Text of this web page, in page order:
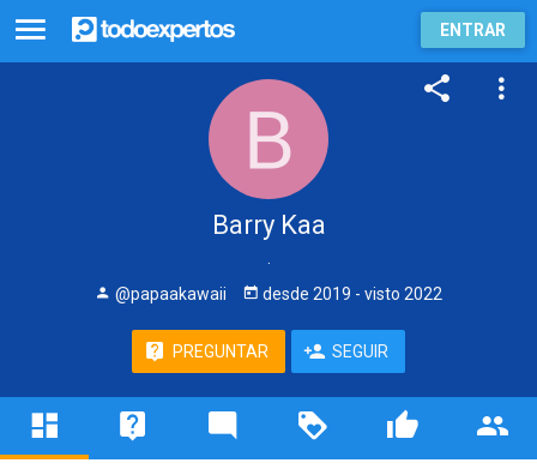
ENTRAR
Barry Kaa
@papaakawaii
desde 2019 - visto 2022
PREGUNTAR SEGUIR